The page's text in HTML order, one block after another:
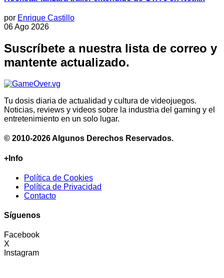
por Enrique Castillo
06 Ago 2026
Suscríbete a nuestra lista de correo y
mantente actualizado.
Tu dosis diaria de actualidad y cultura de videojuegos.
Noticias, reviews y videos sobre la industria del gaming y el
entretenimiento en un solo lugar.
© 2010-2026 Algunos Derechos Reservados.
+Info
Política de Cookies
Política de Privacidad
Contacto
Síguenos
Facebook
X
Instagram